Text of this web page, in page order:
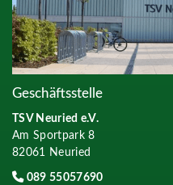
Geschäftsstelle
TSV Neuried e.V.
Am Sportpark 8
82061 Neuried
089 55057690